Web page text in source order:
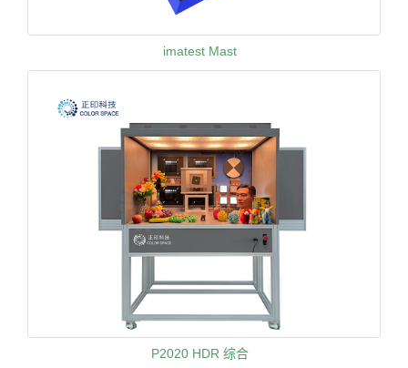
imatest Mast
P2020 HDR 综合